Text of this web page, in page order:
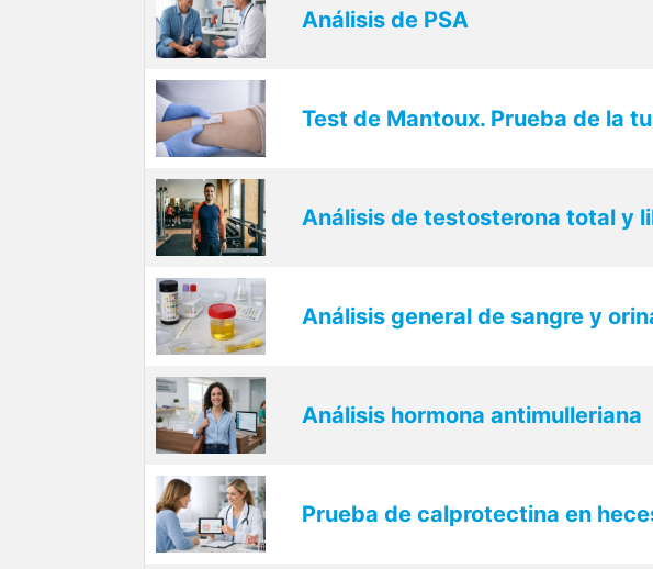
Análisis de PSA
Test de Mantoux. Prueba de la
Análisis de testosterona total y
Análisis general de sangre y
Análisis hormona antimulleriana
Prueba de calprotectina en